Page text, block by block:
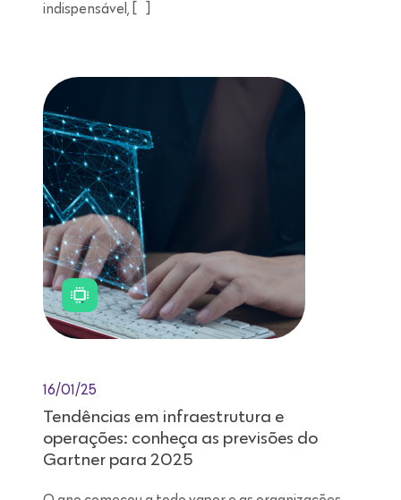
indispensável, […]
16/01/25
Tendências em infraestrutura e
operações: conheça as previsões do
Gartner para 2025